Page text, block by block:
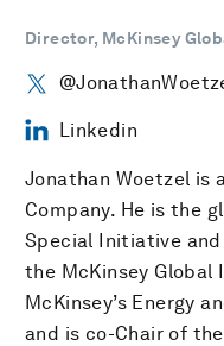
Director, McKinsey
Linkedin
Jonathan Woetzel is
Company. He is the
Special Initiative
the McKinsey Global
McKinsey’s Energy
and is co-Chair of